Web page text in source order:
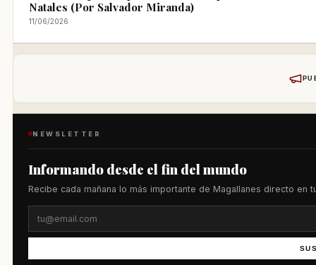
Natales (Por Salvador Miranda)
11/06/2026
NEWSLETTER
Informando desde el fin del mundo
Recibe cada mañana lo más importante de Magallanes directo en